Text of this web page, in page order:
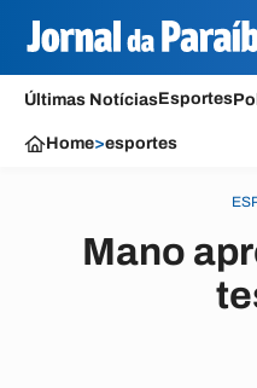
Últimas NotíciasEsportes
Home>esportes
Mano